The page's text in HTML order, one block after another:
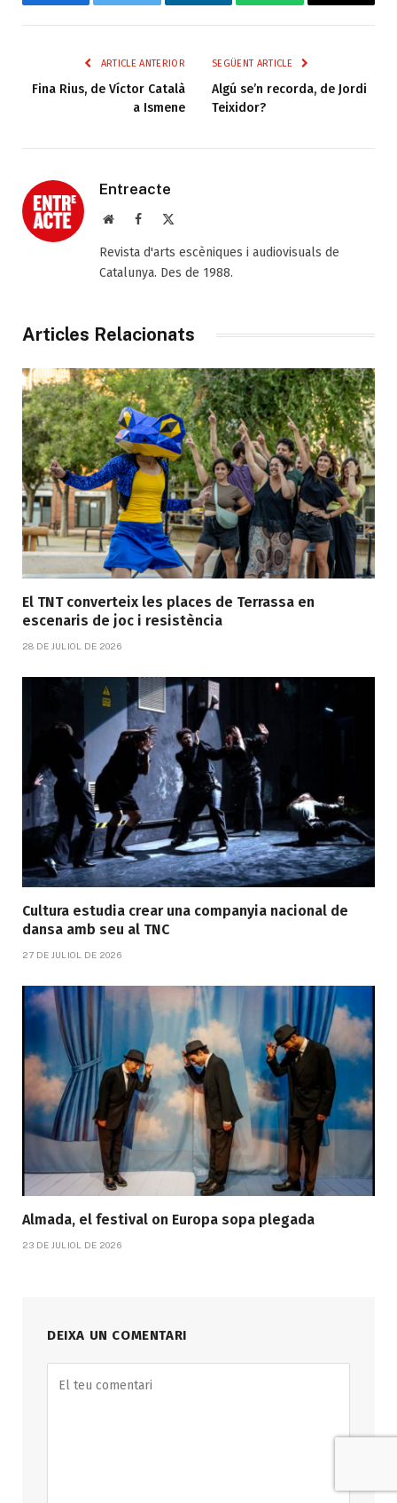
Facebook Twitter LinkedIn WhatsAppEmail
ARTICLE ANTERIOR
Fina Rius, de Víctor Català
a Ismene
SEGÜENT ARTICLE
Algú se’n recorda, de Jordi
Teixidor?
Entreacte
Web Facebook
Revista d'arts escèniques i audiovisuals de
Catalunya. Des de 1988.
Articles Relacionats
El TNT converteix les places de Terrassa en
escenaris de joc i resistència
28 DE JULIOL DE 2026
Cultura estudia crear una companyia nacional de
dansa amb seu al TNC
27 DE JULIOL DE 2026
Almada, el festival on Europa sopa plegada
23 DE JULIOL DE 2026
DEIXA UN COMENTARI